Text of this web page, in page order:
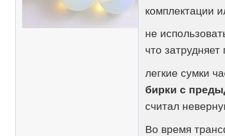
комплектации
не
что
легкие сумки
бирки с
считал
Во время